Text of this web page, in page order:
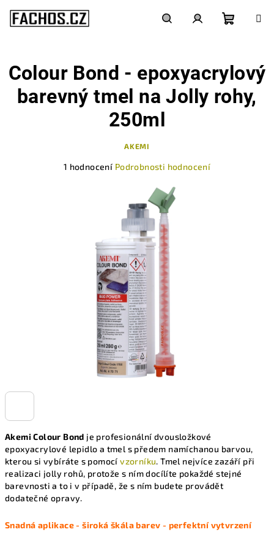
obsah
košík
Akemi Colour Bond je profesionální dvousložkové
epoxyacrylové lepidlo a tmel s předem namíchanou barvou,
kterou si vybíráte s pomocívzorníku. Tmel nejvíce zazáří při
realizaci jolly rohů, protože s ním docílíte pokaždé stejné
barevnosti a to i v případě, že s ním budete provádět
dodatečné opravy.
Snadná aplikace - široká škála barev - perfektní vytvrzení
Colour Bond - epoxyacrylový
barevný tmel na Jolly rohy,
250ml
AKEMI
1 hodnocení Podrobnosti hodnocení